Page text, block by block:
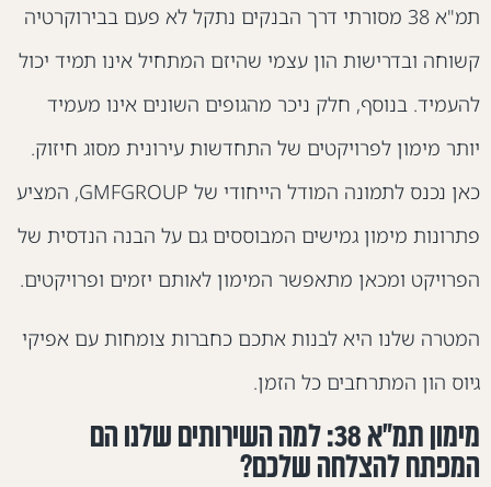
תמ"א 38 מסורתי דרך הבנקים נתקל לא פעם בבירוקרטיה
ובדרישות הון עצמי שהיזם המתחיל אינו תמיד יכול
בנוסף, חלק ניכר מהגופים השונים אינו מעמיד
מימון לפרויקטים של התחדשות עירונית מסוג חיזוק.
כאן נכנס לתמונה המודל הייחודי של GMFGROUP, המציע
מימון גמישים המבוססים גם על הבנה הנדסית של
ומכאן מתאפשר המימון לאותם יזמים ופרויקטים.
שלנו היא לבנות אתכם כחברות צומחות עם אפיקי
הון המתרחבים כל הזמן.
מימון תמ"א 38: למה השירותים שלנו הם
להצלחה שלכם?